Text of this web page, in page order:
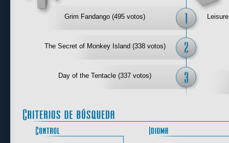
Grim Fandango (495 votos)
The Secret of Monkey Island (338 votos)
Day of the Tentacle (337 votos)
Control